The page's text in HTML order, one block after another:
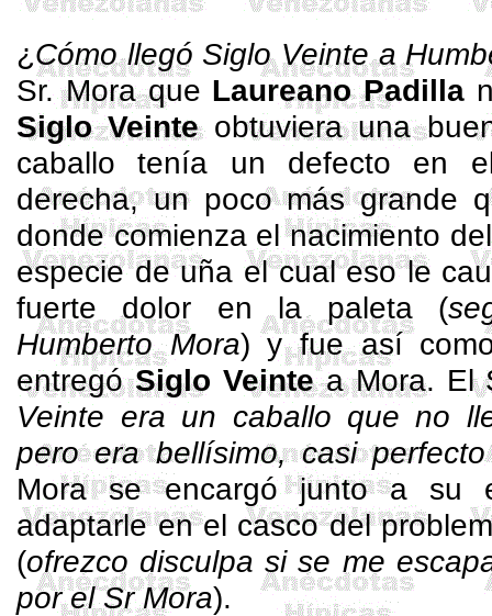
¿Cómo llegó Siglo Veinte a
Sr. Mora que Laureano Padilla
Siglo Veinteobtuviera una
caballo tenía un defecto en
derecha, un poco más grande
donde comienza el nacimiento
especie de uña el cual eso le
fuerte dolor en la paleta (
Humberto Mora) y fue así
entregóSiglo Veintea Mora. El
Veinte era un caballo que no
pero era bellísimo, casi
Mora se encargó junto a su
adaptarle en el casco del
(ofrezco disculpa si se me
por el Sr Mora).